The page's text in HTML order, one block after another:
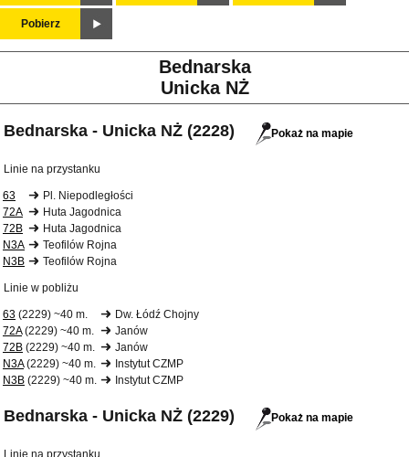
Pobierz
Bednarska
Unicka NŻ
Bednarska - Unicka NŻ (2228) Pokaż na mapie
Linie na przystanku
63
Pl. Niepodległości
72A
Huta Jagodnica
72B
Huta Jagodnica
N3A
Teofilów Rojna
N3B
Teofilów Rojna
Linie w pobliżu
63 (2229) ~40 m.
Dw. Łódź Chojny
72A(2229) ~40 m.
Janów
72B (2229) ~40 m.
Janów
N3A(2229) ~40 m.
Instytut CZMP
N3B (2229) ~40 m. Instytut CZMP
Bednarska - Unicka NŻ (2229) Pokaż na mapie
Linie na przystanku